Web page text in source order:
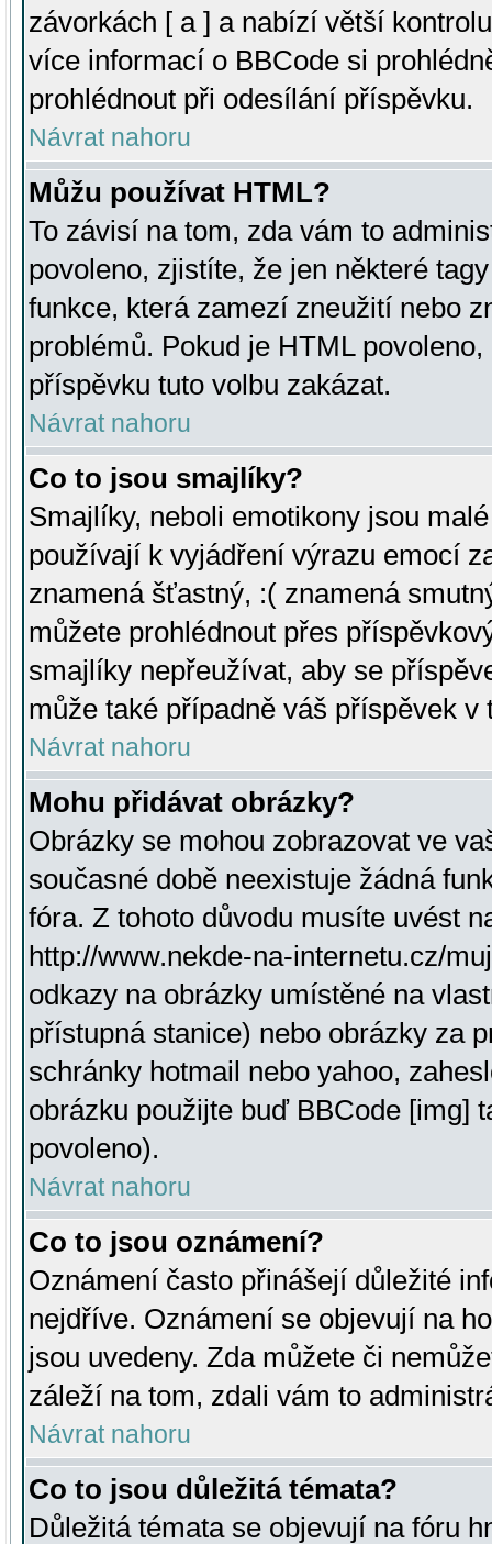
závorkách [ a ] a nabízí větší
více informací o BBCode si
prohlédnout při odesílání příspěvku.
Návrat nahoru
Můžu používat HTML?
To závisí na tom, zda vám to
povoleno, zjistíte, že jen některé
funkce, která zamezí zneužití nebo
problémů. Pokud je HTML
příspěvku tuto volbu zakázat.
Návrat nahoru
Co to jsou smajlíky?
Smajlíky, neboli emotikony jsou
používají k vyjádření výrazu emocí
znamená šťastný, :( znamená
můžete prohlédnout přes
smajlíky nepřeužívat, aby se
může také případně váš příspěvek v
Návrat nahoru
Mohu přidávat obrázky?
Obrázky se mohou zobrazovat ve
současné době neexistuje žádná
fóra. Z tohoto důvodu musíte uvést
http://www.nekde-na-internetu.cz/
odkazy na obrázky umístěné na
přístupná stanice) nebo obrázky za
schránky hotmail nebo yahoo,
obrázku použijte buď BBCode [img]
povoleno).
Návrat nahoru
Co to jsou oznámení?
Oznámení často přinášejí důležité
nejdříve. Oznámení se objevují na
jsou uvedeny. Zda můžete či
záleží na tom, zdali vám to
Návrat nahoru
Co to jsou důležitá témata?
Důležitá témata se objevují na fóru